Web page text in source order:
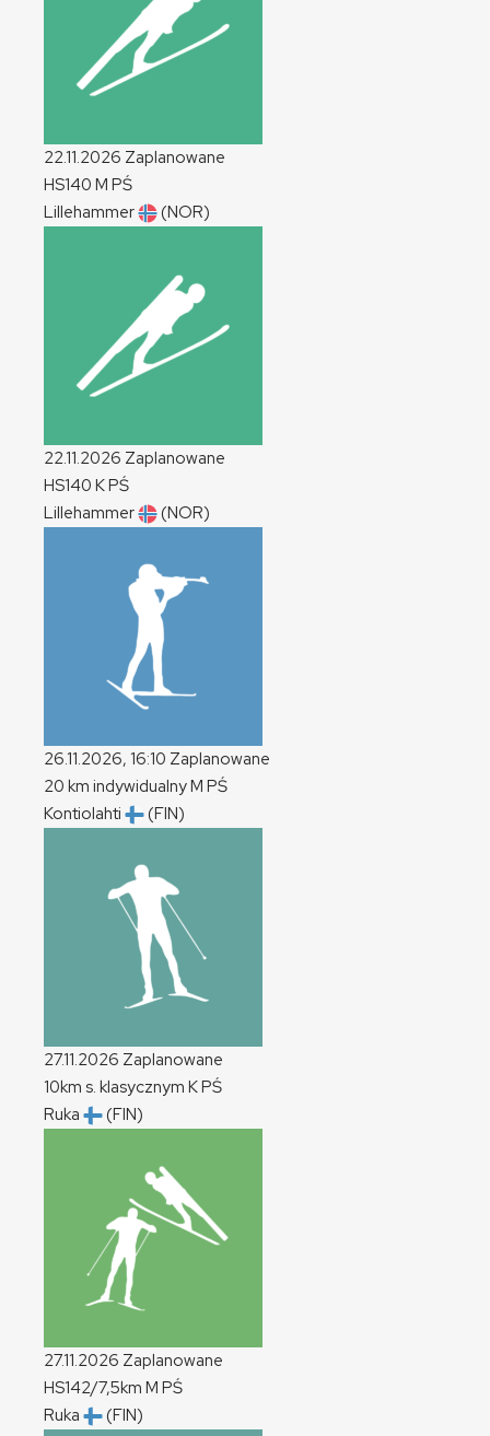
22.11.2026 Zaplanowane
HS140 M PŚ
Lillehammer
(NOR)
22.11.2026 Zaplanowane
HS140 KPŚ
Lillehammer
(NOR)
26.11.2026, 16:10 Zaplanowane
20 km indywidualnyM PŚ
Kontiolahti
(FIN)
27.11.2026 Zaplanowane
10km s. klasycznym KPŚ
Ruka
(FIN)
27.11.2026 Zaplanowane
HS142/7,5km M PŚ
Ruka
(FIN)